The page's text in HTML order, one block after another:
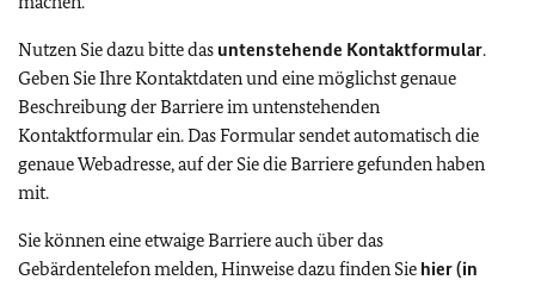
Nutzen Sie dazu bitte das untenstehende Kontaktformular.
Geben Sie Ihre Kontaktdaten und eine möglichst genaue
Beschreibung der Barriere im untenstehenden
Kontaktformular ein. Das Formular sendet automatisch die
genaue Webadresse, auf der Sie die Barriere gefunden haben
mit.
Sie können eine etwaige Barriere auch über das
Gebärdentelefon melden, Hinweise dazu finden Sie hier (in